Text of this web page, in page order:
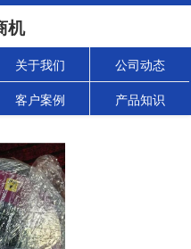
机
关于我们 公司动态
客户案例 产品知识